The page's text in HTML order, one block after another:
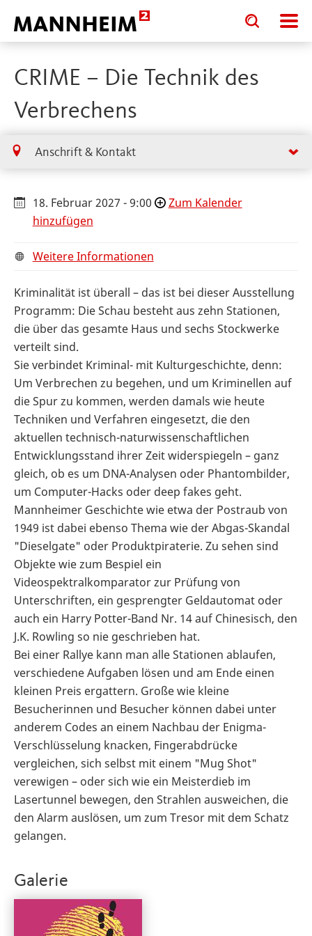
Toggle
search
input
Toggle
search
input
CRIME – Die Technik des
Verbrechens
Anschrift & Kontakt
18. Februar 2027 - 9:00
Zum Kalender
hinzufügen
Weitere Informationen
Kriminalität ist überall – das ist bei dieser Ausstellung
Programm: Die Schau besteht aus zehn Stationen,
die über das gesamte Haus und sechs Stockwerke
verteilt sind.
Sie verbindet Kriminal- mit Kulturgeschichte, denn:
Um Verbrechen zu begehen, und um Kriminellen auf
die Spur zu kommen, werden damals wie heute
Techniken und Verfahren eingesetzt, die den
aktuellen technisch-naturwissenschaftlichen
Entwicklungsstand ihrer Zeit widerspiegeln – ganz
gleich, ob es um DNA-Analysen oder Phantombilder,
um Computer-Hacks oder deep fakes geht.
Mannheimer Geschichte wie etwa der Postraub von
1949 ist dabei ebenso Thema wie der Abgas-Skandal
"Dieselgate" oder Produktpiraterie. Zu sehen sind
Objekte wie zum Bespiel ein
Videospektralkomparator zur Prüfung von
Unterschriften, ein gesprengter Geldautomat oder
auch ein Harry Potter-Band Nr. 14 auf Chinesisch, den
J.K. Rowling so nie geschrieben hat.
Bei einer Rallye kann man alle Stationen ablaufen,
verschiedene Aufgaben lösen und am Ende einen
kleinen Preis ergattern. Große wie kleine
Besucherinnen und Besucher können dabei unter
anderem Codes an einem Nachbau der Enigma-
Verschlüsselung knacken, Fingerabdrücke
vergleichen, sich selbst mit einem "Mug Shot"
verewigen – oder sich wie ein Meisterdieb im
Lasertunnel bewegen, den Strahlen ausweichen, die
den Alarm auslösen, um zum Tresor mit dem Schatz
gelangen.
Galerie